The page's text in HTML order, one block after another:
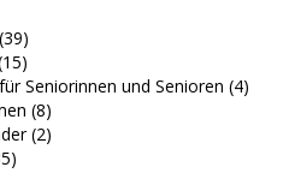
Seniorinnen und Senioren (4)
(8)
(2)